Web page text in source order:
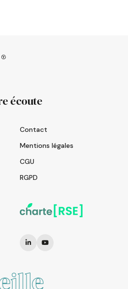
écoute
Contact
Mentions légales
CGU
RGPD